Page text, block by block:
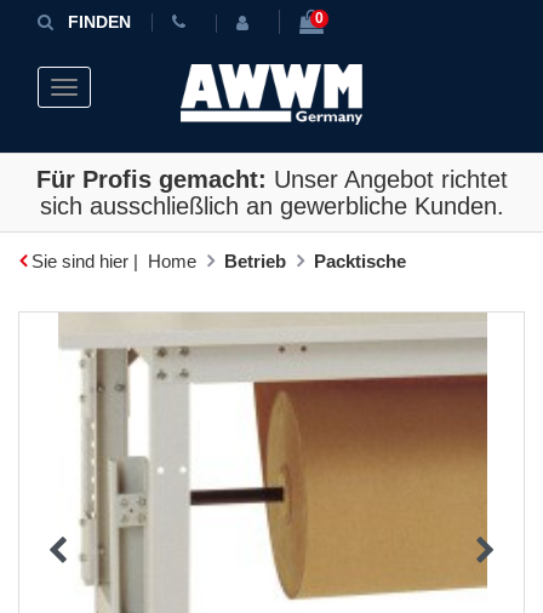
FINDEN 0
Toggle navigation
Für Profis gemacht: Unser Angebot richtet
sich ausschließlich an gewerbliche Kunden.
Sie sind hier | Home Betrieb Packtische